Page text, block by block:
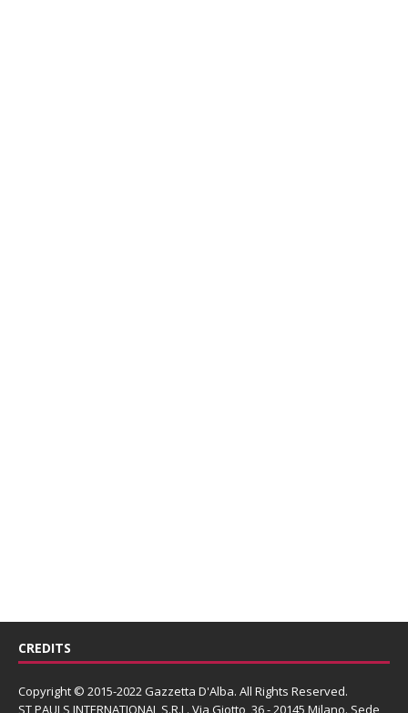
CREDITS
Copyright © 2015-2022 Gazzetta D'Alba. All Rights Reserved.
ST PAULS INTERNATIONAL S.R.L. Via Giotto, 36 - 20145 Milano. Sede